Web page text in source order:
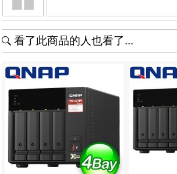
看了此商品的人也看了...